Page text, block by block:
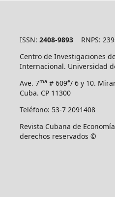
ISSN: 2408-9893RNPS:
Centro de Investigaciones
Internacional. Universidad
Ave. 7ma # 609e/ 6 y 10.
Cuba. CP 11300
Teléfono: 53-7 2091408
Revista Cubana de
derechos reservados ©